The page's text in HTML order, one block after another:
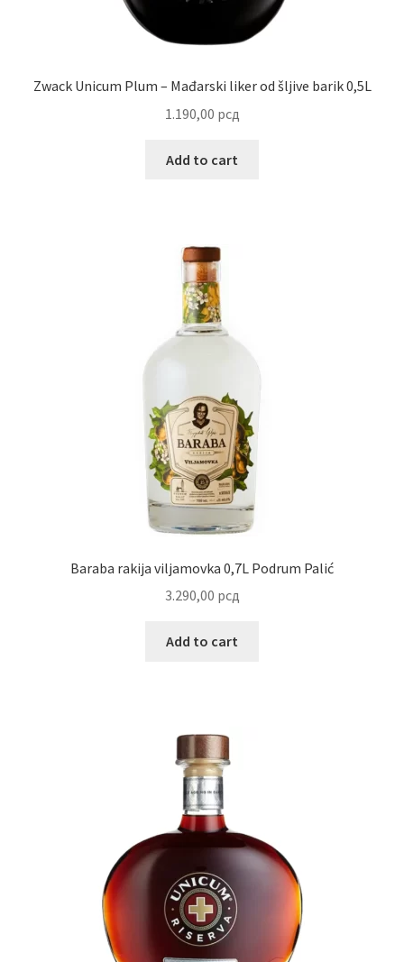
Zwack Unicum Plum – Mađarski liker od šljive barik 0,5L
1.190,00 рсд
Add to cart
Baraba rakija viljamovka 0,7L Podrum Palić
3.290,00 рсд
Add to cart